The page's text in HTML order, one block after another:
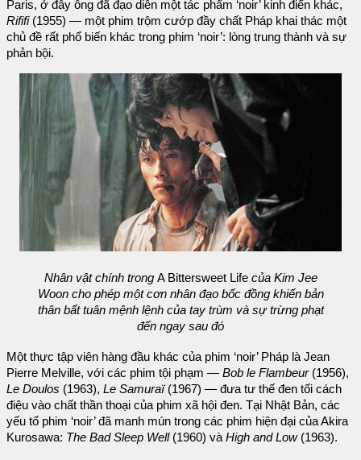
Paris, ở đây ông đã đạo diễn một tác phẩm ‘noir’ kinh điển khác,
Rififi(1955) — một phim trộm cướp đầy chất Pháp khai thác một
chủ đề rất phổ biến khác trong phim ‘noir’: lòng trung thành và sự
phản bội.
Nhân vật chính trong A Bittersweet Lifecủa Kim Jee
Woon cho phép một cơn nhân đạo bốc đồng khiến bản
thân bất tuân mệnh lệnh của tay trùm và sự trừng phạt
đến ngay sau đó
Một thực tập viên hàng đầu khác của phim ‘noir’ Pháp là Jean
Pierre Melville, với các phim tội phạm — Bob le Flambeur(1956),
Le Doulos (1963), Le Samuraï(1967) — đưa tư thế đen tối cách
điệu vào chất thần thoại của phim xã hội đen. Tại Nhật Bản, các
yếu tố phim ‘noir’ đã manh mún trong các phim hiện đại của Akira
Kurosawa: The Bad Sleep Well(1960) và High and Low(1963).